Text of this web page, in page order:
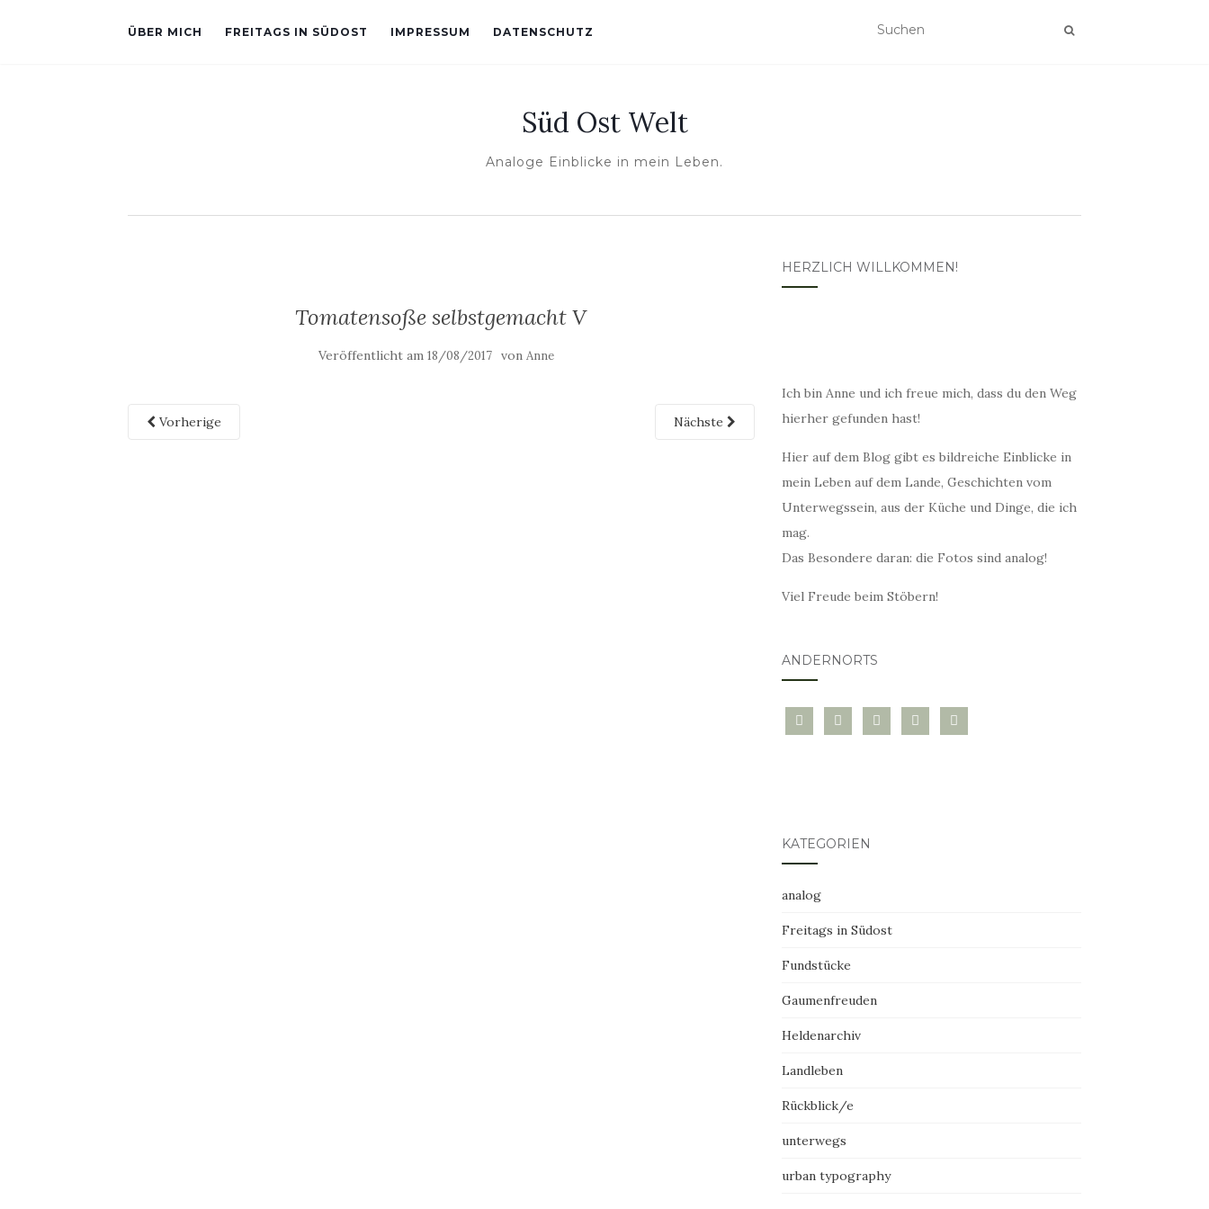
ÜBER MICH FREITAGS IN SÜDOST IMPRESSUM DATENSCHUTZ
Süd Ost Welt
Analoge Einblicke in mein Leben.
Tomatensoße selbstgemacht V
Veröffentlicht am18/08/2017 vonAnne
Vorherige Nächste
HERZLICH WILLKOMMEN!
Ich bin Anne und ich freue mich, dass du den Weg
hierher gefunden hast!
Hier auf dem Blog gibt es bildreiche Einblicke in
mein Leben auf dem Lande, Geschichten vom
Unterwegssein, aus der Küche und Dinge, die ich
mag.
Das Besondere daran: die Fotos sind analog!
Viel Freude beim Stöbern!
ANDERNORTS
bloglovininstagramtwitter pinterest
mail
KATEGORIEN
analog
Freitags in Südost
Fundstücke
Gaumenfreuden
Heldenarchiv
Landleben
Rückblick/e
unterwegs
urban typography